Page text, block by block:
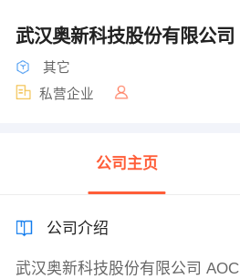
武汉奥新科技股份有限公司
其它
私营企业
公司主页
公司介绍
武汉奥新科技股份有限公司 AOC